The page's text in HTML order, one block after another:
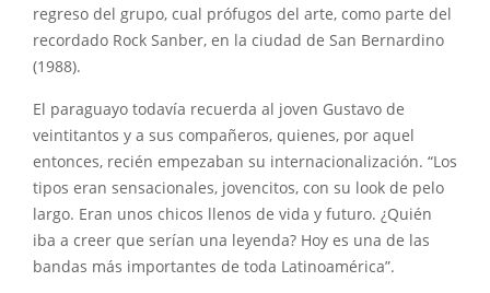
regreso del grupo, cual prófugos del arte, como parte del
recordado Rock Sanber, en la ciudad de San Bernardino
(1988).
El paraguayo todavía recuerda al joven Gustavo de
veintitantos y a sus compañeros, quienes, por aquel
entonces, recién empezaban su internacionalización. “Los
tipos eran sensacionales, jovencitos, con su look de pelo
largo. Eran unos chicos llenos de vida y futuro. ¿Quién
iba a creer que serían una leyenda? Hoy es una de las
bandas más importantes de toda Latinoamérica”.